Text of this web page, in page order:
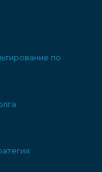
по